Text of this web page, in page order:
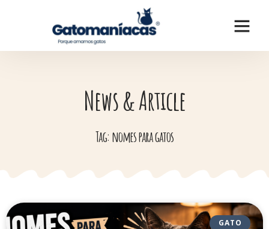
News & Article
Tag: nomes para gatos
GATO